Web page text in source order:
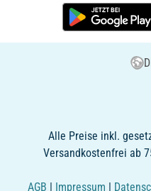
Alle Preise inkl.
Versandkostenfrei ab
AGB | Impressum |